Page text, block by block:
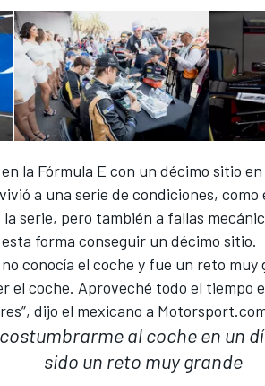
la Fórmula E con un décimo sitio
a una serie de condiciones,
serie, pero también a fallas
forma conseguir un décimo sitio.
no conocía el coche y fue un reto
el coche. Aproveché todo el tiempo
dijo el mexicano a
al coche en un
sido un reto muy grande